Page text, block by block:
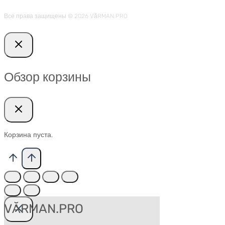
Все права защищены © 2026 VӑRMAN.PRO
Обзор корзины
Корзина пуста.
VӐRMAN.PRO